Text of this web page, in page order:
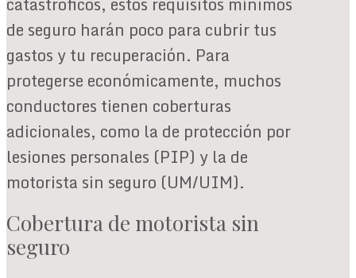
de seguro harán poco para cubrir tus
gastos y tu recuperación. Para
protegerse económicamente, muchos
conductores tienen coberturas
adicionales, como la de protección por
lesiones personales (PIP) y la de
motorista sin seguro (UM/UIM).
Cobertura de motorista sin
seguro